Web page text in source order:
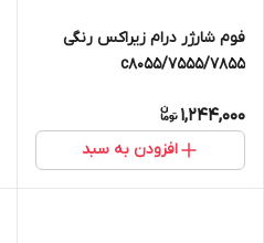
فوم شارژر درام زیراکس رنگی
7555/7855/c8055
1,244,000
افزودن به سبد